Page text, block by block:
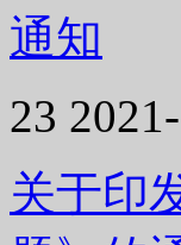
通知
23
关于印